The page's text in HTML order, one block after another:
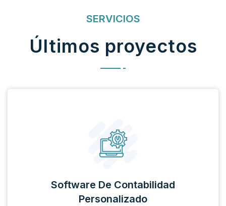
SERVICIOS
Últimos proyectos
Software De Contabilidad
Personalizado